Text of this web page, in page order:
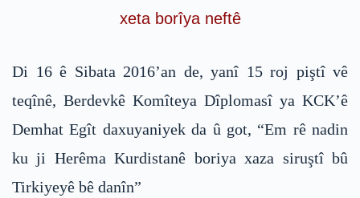
xeta borîya neftê
Di 16 ê Sibata 2016’an de, yanî 15 roj piştî vê
teqînê, Berdevkê Komîteya Dîplomasî ya KCK’ê
Demhat Egît daxuyaniyek da û got, “Em rê nadin
ku ji Herêma Kurdistanê boriya xaza siruştî bû
Tirkiyeyê bê danîn”